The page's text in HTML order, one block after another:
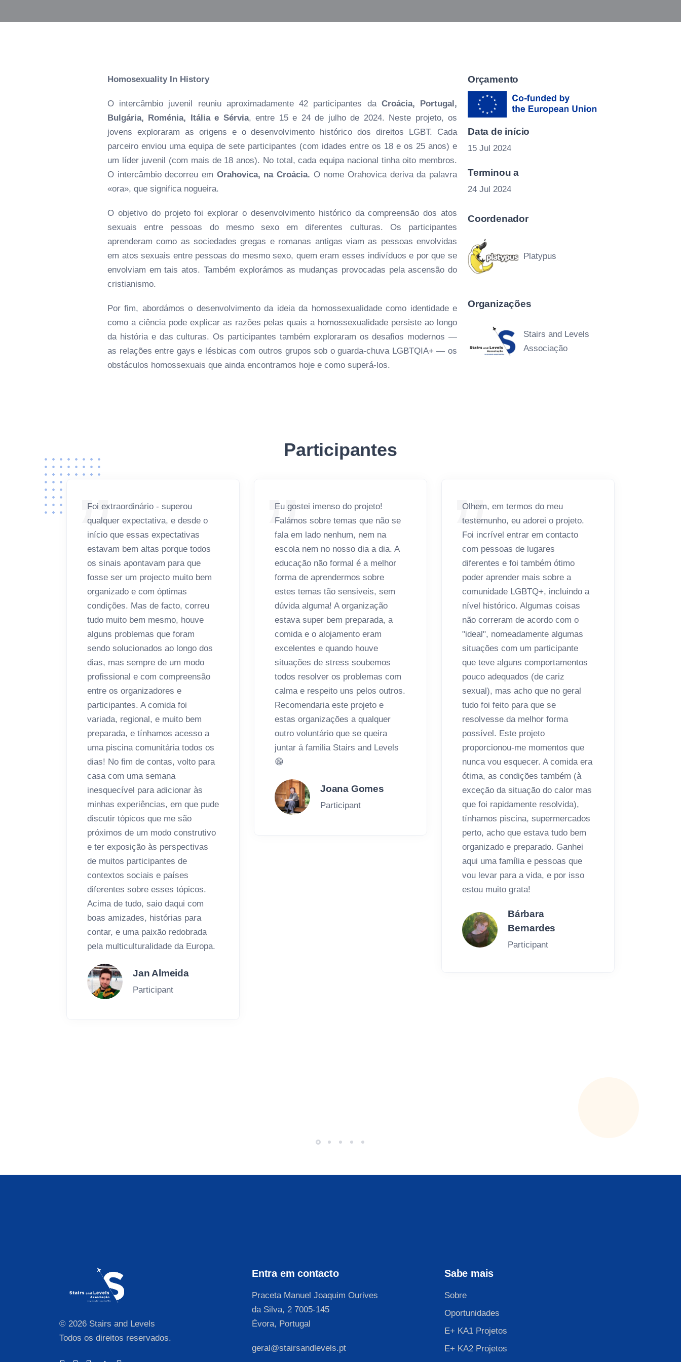
Homosexuality In History
O intercâmbio juvenil reuniu aproximadamente 42 participantes da Croácia, Portugal,
Bulgária, Roménia, Itália e Sérvia, entre 15 e 24 de julho de 2024. Neste projeto, os
jovens exploraram as origens e o desenvolvimento histórico dos direitos LGBT. Cada
parceiro enviou uma equipa de sete participantes (com idades entre os 18 e os 25 anos) e
um líder juvenil (com mais de 18 anos). No total, cada equipa nacional tinha oito membros.
O intercâmbio decorreu em Orahovica, na Croácia. O nome Orahovica deriva da palavra
«ora», que significa nogueira.
O objetivo do projeto foi explorar o desenvolvimento histórico da compreensão dos atos
sexuais entre pessoas do mesmo sexo em diferentes culturas. Os participantes
aprenderam como as sociedades gregas e romanas antigas viam as pessoas envolvidas
em atos sexuais entre pessoas do mesmo sexo, quem eram esses indivíduos e por que se
envolviam em tais atos. Também explorámos as mudanças provocadas pela ascensão do
cristianismo.
Por fim, abordámos o desenvolvimento da ideia da homossexualidade como identidade e
como a ciência pode explicar as razões pelas quais a homossexualidade persiste ao longo
da história e das culturas. Os participantes também exploraram os desafios modernos —
as relações entre gays e lésbicas com outros grupos sob o guarda-chuva LGBTQIA+ — os
obstáculos homossexuais que ainda encontramos hoje e como superá-los.
Orçamento
Data de início
15 Jul 2024
Terminou a
24 Jul 2024
Coordenador
Platypus
Organizações
Stairs and Levels
Associação
Participantes
Foi extraordinário - superou
qualquer expectativa, e desde o
início que essas expectativas
estavam bem altas porque todos
os sinais apontavam para que
fosse ser um projecto muito bem
organizado e com óptimas
condições. Mas de facto, correu
tudo muito bem mesmo, houve
alguns problemas que foram
sendo solucionados ao longo dos
dias, mas sempre de um modo
profissional e com compreensão
entre os organizadores e
participantes. A comida foi
variada, regional, e muito bem
preparada, e tínhamos acesso a
uma piscina comunitária todos os
dias! No fim de contas, volto para
casa com uma semana
inesquecível para adicionar às
minhas experiências, em que pude
discutir tópicos que me são
próximos de um modo construtivo
e ter exposição às perspectivas
de muitos participantes de
contextos sociais e países
diferentes sobre esses tópicos.
Acima de tudo, saio daqui com
boas amizades, histórias para
contar, e uma paixão redobrada
pela multiculturalidade da Europa.
Jan Almeida
Participant
Eu gostei imenso do projeto!
Falámos sobre temas que não se
fala em lado nenhum, nem na
escola nem no nosso dia a dia. A
educação não formal é a melhor
forma de aprendermos sobre
estes temas tão sensiveis, sem
dúvida alguma! A organização
estava super bem preparada, a
comida e o alojamento eram
excelentes e quando houve
situações de stress soubemos
todos resolver os problemas com
calma e respeito uns pelos outros.
Recomendaria este projeto e
estas organizações a qualquer
outro voluntário que se queira
juntar á familia Stairs and Levels
😁
Joana Gomes
Participant
Olhem, em termos do meu
testemunho, eu adorei o projeto.
Foi incrível entrar em contacto
com pessoas de lugares
diferentes e foi também ótimo
poder aprender mais sobre a
comunidade LGBTQ+, incluindo a
nível histórico. Algumas coisas
não correram de acordo com o
"ideal", nomeadamente algumas
situações com um participante
que teve alguns comportamentos
pouco adequados (de cariz
sexual), mas acho que no geral
tudo foi feito para que se
resolvesse da melhor forma
possível. Este projeto
proporcionou-me momentos que
nunca vou esquecer. A comida era
ótima, as condições também (à
exceção da situação do calor mas
que foi rapidamente resolvida),
tínhamos piscina, supermercados
perto, acho que estava tudo bem
organizado e preparado. Ganhei
aqui uma família e pessoas que
vou levar para a vida, e por isso
estou muito grata!
Bárbara
Bernardes
Participant
© 2026 Stairs and Levels
Todos os direitos reservados.
Entra em contacto
Praceta Manuel Joaquim Ourives
da Silva, 2 7005-145
Évora, Portugal
geral@stairsandlevels.pt
Sabe mais
Sobre
Oportunidades
E+ KA1 Projetos
E+ KA2 Projetos